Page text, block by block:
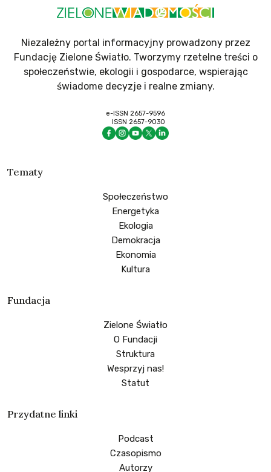
Niezależny portal informacyjny prowadzony przez
Fundację Zielone Światło. Tworzymy rzetelne treści o
społeczeństwie, ekologii i gospodarce, wspierając
świadome decyzje i realne zmiany.
e-ISSN 2657-9596
ISSN 2657-9030
Tematy
Społeczeństwo
Energetyka
Ekologia
Demokracja
Ekonomia
Kultura
Fundacja
Zielone Światło
O Fundacji
Struktura
Wesprzyj nas!
Statut
Przydatne linki
Podcast
Czasopismo
Autorzy